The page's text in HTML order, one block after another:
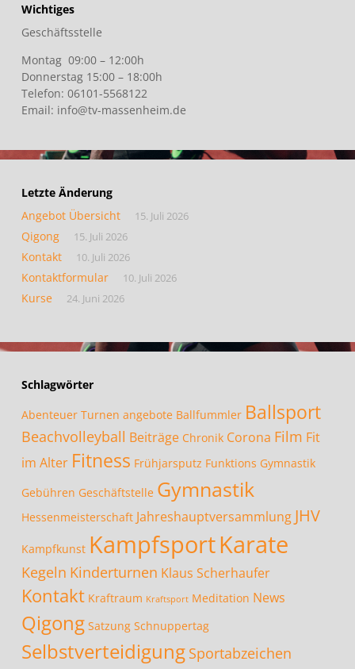
Wichtiges
Geschäftsstelle
Montag 09:00 – 12:00h
Donnerstag 15:00 – 18:00h
Telefon: 06101-5568122
Email: info@tv-massenheim.de
Letzte Änderung
Angebot Übersicht
15. Juli 2026
Qigong 15. Juli 2026
Kontakt 10. Juli 2026
Kontaktformular 10. Juli 2026
Kurse 24. Juni 2026
Schlagwörter
Abenteuer Turnen angebote Ballfummler Ballsport
Beachvolleyball Beiträge Chronik Corona Film Fit
im Alter Fitness Frühjarsputz Funktions Gymnastik
Gebühren Geschäftstelle Gymnastik
Hessenmeisterschaft Jahreshauptversammlung JHV
Kampfkunst KampfsportKarate
Kegeln Kinderturnen Klaus Scherhaufer
Kontakt Kraftraum Kraftsport Meditation News
Qigong Satzung Schnuppertag
Selbstverteidigung Sportabzeichen